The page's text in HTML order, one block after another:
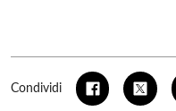
Condividi